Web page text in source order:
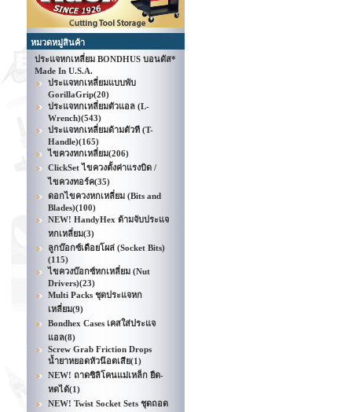
หมวดหมู่สินค้า
ประแจหกเหลี่ยม BONDHUS บอนดัส*
Made In U.S.A.
ประแจหกเหลี่ยมแบบพับ
GorillaGrip(20)
ประแจหกเหลี่ยมตัวแอล (L-
Wrench)(543)
ประแจหกเหลี่ยมด้ามตัวที (T-
Handle)(165)
ไขควงหกเหลี่ยม(206)
ClickSet ไขควงตั้งค่าแรงบิด /
ไขควงทอร์ค(35)
ดอกไขควงหกเหลี่ยม (Bits and
Blades)(100)
NEW! HandyHex ด้ามจับประแจ
หกเหลี่ยม(3)
ลูกบ๊อกซ์เดือยโผล่ (Socket Bits)
(115)
ไขควงบ๊อกซ์หกเหลี่ยม (Nut
Drivers)(23)
Multi Packs ชุดประแจหก
เหลี่ยม(9)
Bondhex Cases เคสใส่ประแจ
แอล(8)
Screw Grab Friction Drops
น้ำยาหยอดหัวน๊อตเสีย(1)
NEW! ถาดซิลิโคนแม่เหล็ก ยืด-
หดได้(1)
NEW! Twist Socket Sets ชุดถอด